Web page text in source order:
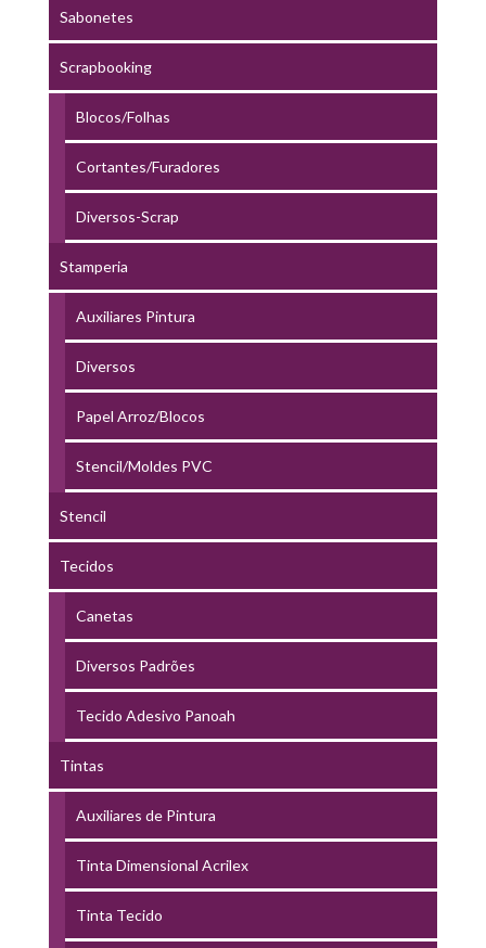
Sabonetes
Scrapbooking
Blocos/Folhas
Cortantes/Furadores
Diversos-Scrap
Stamperia
Auxiliares Pintura
Diversos
Papel Arroz/Blocos
Stencil/Moldes PVC
Stencil
Tecidos
Canetas
Diversos Padrões
Tecido Adesivo Panoah
Tintas
Auxiliares de Pintura
Tinta Dimensional Acrilex
Tinta Tecido